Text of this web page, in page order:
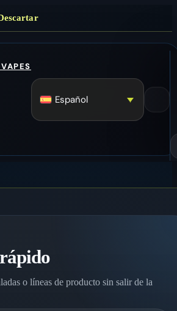
Español
o líneas de producto sin salir de la